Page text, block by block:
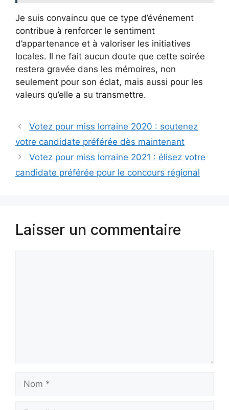
Je suis convaincu que ce type d’événement
contribue à renforcer le sentiment
d’appartenance et à valoriser les initiatives
locales. Il ne fait aucun doute que cette soirée
restera gravée dans les mémoires, non
seulement pour son éclat, mais aussi pour les
valeurs qu’elle a su transmettre.
Votez pour miss lorraine 2020 : soutenez
votre candidate préférée dès maintenant
Votez pour miss lorraine 2021 : élisez votre
candidate préférée pour le concours régional
Laisser un commentaire